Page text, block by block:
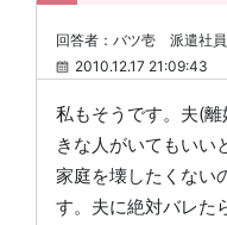
回答者：バツ壱 派遣社
2010.12.17 21:09:43
私もそうです。夫(
きな人がいてもいい
家庭を壊したくない
す。夫に絶対バレた